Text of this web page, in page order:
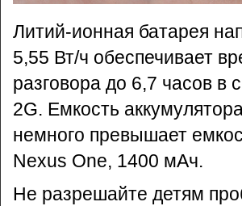
Литий-ионная батарея
5,55 Вт/ч обеспечивает
разговора до 6,7 часов в
2G. Емкость
немного превышает
Nexus One, 1400 мАч.
Не разрешайте детям